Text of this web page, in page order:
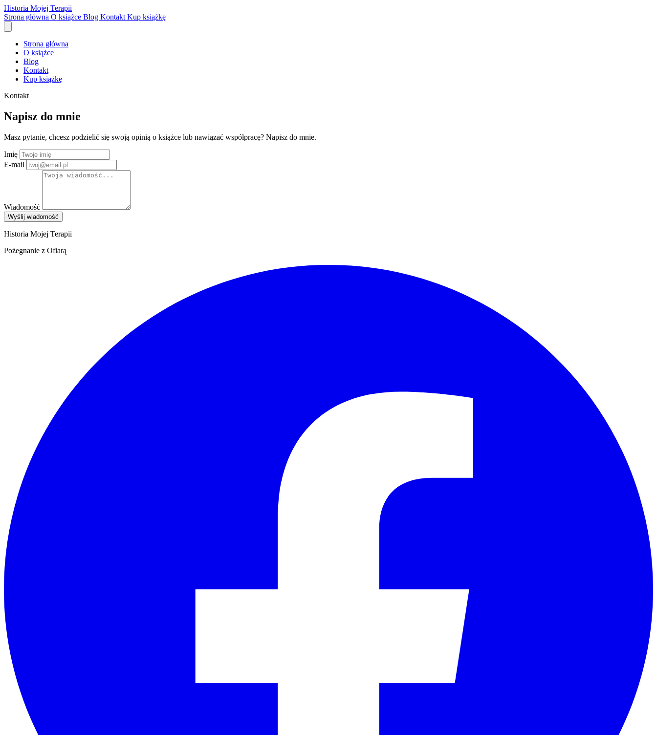
Historia Mojej Terapii
Strona główna O książce Blog Kontakt Kup książkę
Strona główna
O książce
Blog
Kontakt
Kup książkę
Kontakt
Napisz do mnie
Masz pytanie, chcesz podzielić się swoją opinią o książce lub nawiązać współpracę? Napisz do mnie.
Imię
E-mail
Wiadomość
Wyślij wiadomość
Historia Mojej Terapii
Pożegnanie z Ofiarą